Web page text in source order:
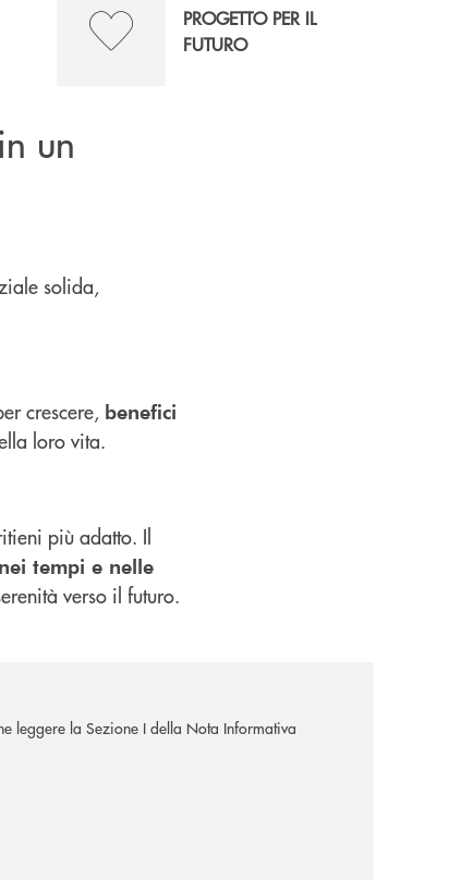
PROGETTO PER IL
FUTURO
un
solida,
crescere, benefici
loro vita.
più adatto. Il
nei tempi e nelle
verso il futuro.
leggere la Sezione I della Nota Informativa